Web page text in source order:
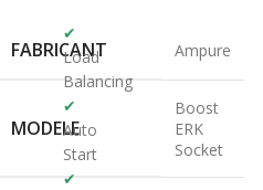
FABRICANT Ampure
MODELE
Boost
ERK
Socket
✔
Load
Balancing
✔
Auto
Start
✔